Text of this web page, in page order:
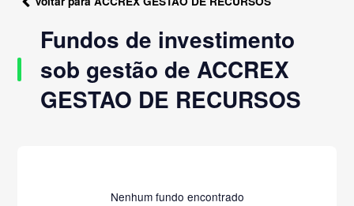
Fundos de investimento
sob gestão de ACCREX
GESTAO DE RECURSOS
Nenhum fundo encontrado